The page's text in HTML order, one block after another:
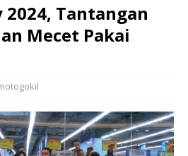
2024, Tantangan
Mecet Pakai